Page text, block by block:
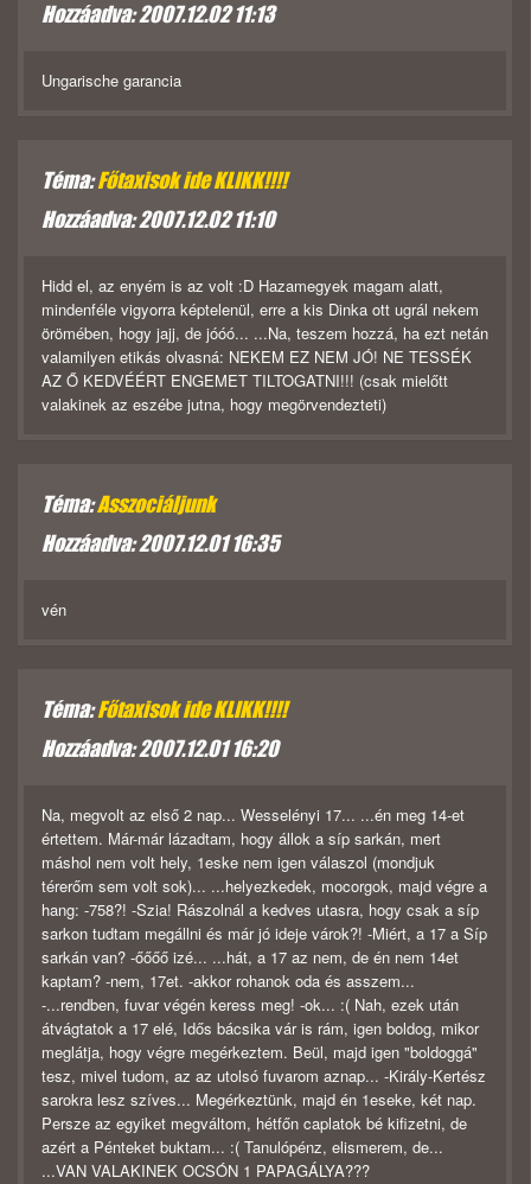
Hozzáadva: 2007.12.02 11:13
Ungarische garancia
Téma:Főtaxisok ide KLIKK!!!!
Hozzáadva: 2007.12.02 11:10
Hidd el, az enyém is az volt :D Hazamegyek magam alatt,
mindenféle vigyorra képtelenül, erre a kis Dinka ott ugrál nekem
örömében, hogy jajj, de jóóó... ...Na, teszem hozzá, ha ezt netán
valamilyen etikás olvasná: NEKEM EZ NEM JÓ! NE TESSÉK
AZ Ő KEDVÉÉRT ENGEMET TILTOGATNI!!! (csak mielőtt
valakinek az eszébe jutna, hogy megörvendezteti)
Téma:Asszociáljunk
Hozzáadva: 2007.12.01 16:35
vén
Téma:Főtaxisok ide KLIKK!!!!
Hozzáadva: 2007.12.01 16:20
Na, megvolt az első 2 nap... Wesselényi 17... ...én meg 14-et
értettem. Már-már lázadtam, hogy állok a síp sarkán, mert
máshol nem volt hely, 1eske nem igen válaszol (mondjuk
térerőm sem volt sok)... ...helyezkedek, mocorgok, majd végre a
hang: -758?! -Szia! Rászolnál a kedves utasra, hogy csak a síp
sarkon tudtam megállni és már jó ideje várok?! -Miért, a 17 a Síp
sarkán van? -őőőő izé... ...hát, a 17 az nem, de én nem 14et
kaptam? -nem, 17et. -akkor rohanok oda és asszem...
-...rendben, fuvar végén keress meg! -ok... :( Nah, ezek után
átvágtatok a 17 elé, Idős bácsika vár is rám, igen boldog, mikor
meglátja, hogy végre megérkeztem. Beül, majd igen "boldoggá"
tesz, mivel tudom, az az utolsó fuvarom aznap... -Király-Kertész
sarokra lesz szíves... Megérkeztünk, majd én 1eseke, két nap.
Persze az egyiket megváltom, hétfőn caplatok bé kifizetni, de
azért a Pénteket buktam... :( Tanulópénz, elismerem, de...
...VAN VALAKINEK OCSÓN 1 PAPAGÁLYA???